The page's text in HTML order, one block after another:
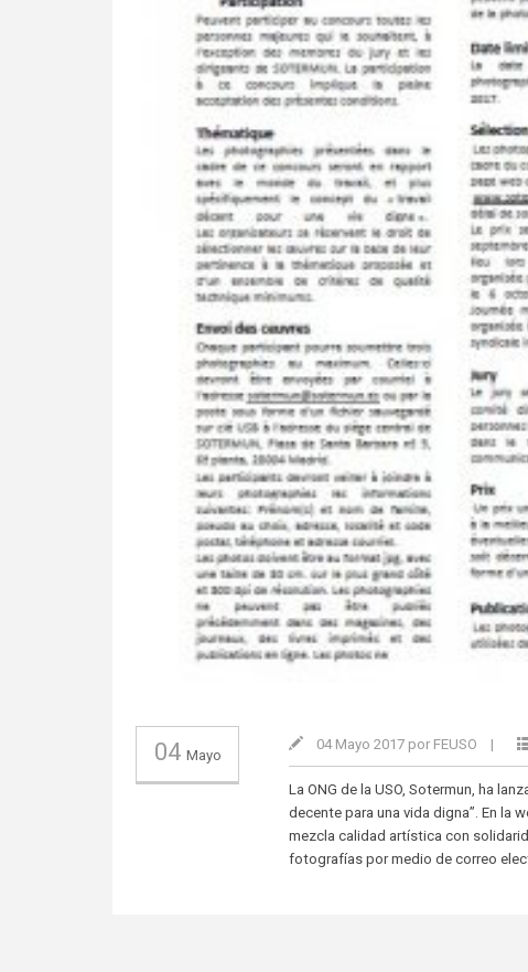
04 Mayo
04 Mayo 2017 por FEUSO |
La ONG de la USO, Sotermun, ha
decente para una vida digna”. En la
mezcla calidad artística con
fotografías por medio de correo